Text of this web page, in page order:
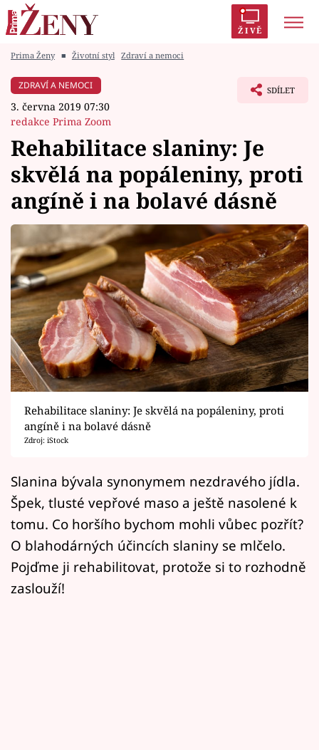
ŽIVĚ
Módní alarm
Zrádci
Témata
Celebrity
Vztahy
Seriály
Horoskopy
Sledujte prima+
Filmový festival Karlovy Vary
Pořady
Přihlášení
Sledujte nás
Prima Ženy ■ Životní styl Zdraví a nemoci
ZDRAVÍ A NEMOCI
3. června 2019 07:30
redakce Prima Zoom
SDÍLET
Rehabilitace slaniny: Je
skvělá na popáleniny, proti
angíně i na bolavé dásně
Rehabilitace slaniny: Je skvělá na popáleniny, proti
angíně i na bolavé dásně
Zdroj: iStock
Slanina bývala synonymem nezdravého jídla.
Špek, tlusté vepřové maso a ještě nasolené k
tomu. Co horšího bychom mohli vůbec pozřít?
O blahodárných účincích slaniny se mlčelo.
Pojďme ji rehabilitovat, protože si to rozhodně
zaslouží!